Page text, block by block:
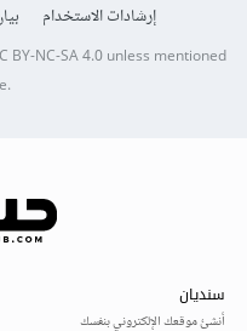
إرشادات الاستخدام
BY-NC-SA 4.0unless mentioned